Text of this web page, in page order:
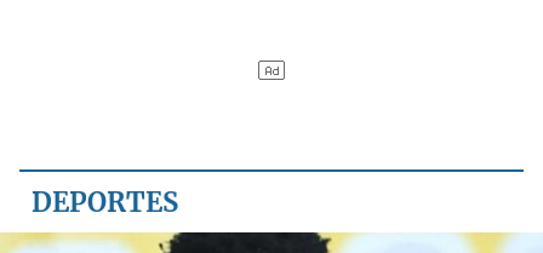
DEPORTES